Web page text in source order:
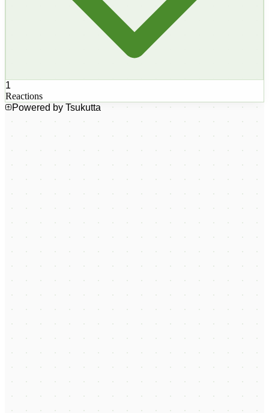
1
Reactions
Powered by Tsukutta